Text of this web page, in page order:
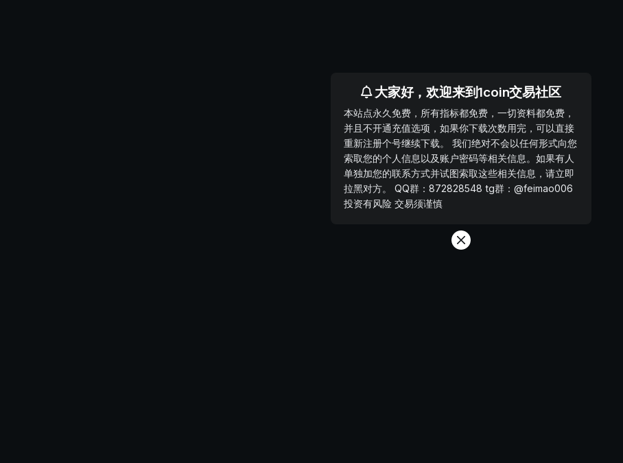
大家好，欢迎来到1coin交易社区
本站点永久免费，所有指标都免费，一切资料都免费，
并且不开通充值选项，如果你下载次数用完，可以直接
重新注册个号继续下载。 我们绝对不会以任何形式向您
索取您的个人信息以及账户密码等相关信息。如果有人
单独加您的联系方式并试图索取这些相关信息，请立即
拉黑对方。 QQ群：872828548 tg群：@feimao006
投资有风险 交易须谨慎